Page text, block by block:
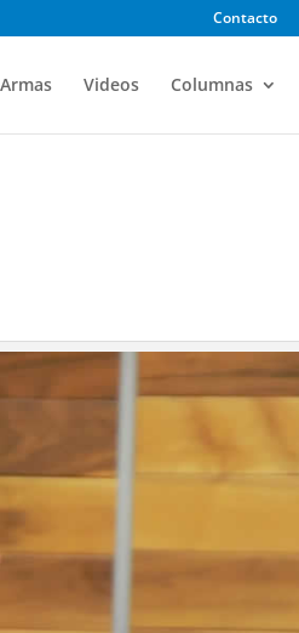
Contacto
Videos Columnas